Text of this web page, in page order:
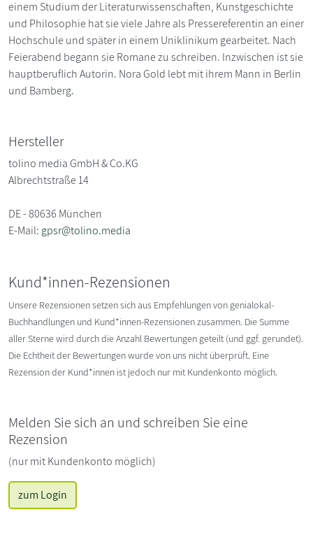
einem Studium der Literaturwissenschaften, Kunstgeschichte
und Philosophie hat sie viele Jahre als Pressereferentin an einer
Hochschule und später in einem Uniklinikum gearbeitet. Nach
Feierabend begann sie Romane zu schreiben. Inzwischen ist sie
hauptberuflich Autorin. Nora Gold lebt mit ihrem Mann in Berlin
und Bamberg.
Hersteller
tolino media GmbH & Co.KG
Albrechtstraße 14
DE - 80636 München
E-Mail: gpsr@tolino.media
Kund*innen-Rezensionen
Unsere Rezensionen setzen sich aus Empfehlungen von genialokal-
Buchhandlungen und Kund*innen-Rezensionen zusammen. Die Summe
aller Sterne wird durch die Anzahl Bewertungen geteilt (und ggf. gerundet).
Die Echtheit der Bewertungen wurde von uns nicht überprüft. Eine
Rezension der Kund*innen ist jedoch nur mit Kundenkonto möglich.
Melden Sie sich an und schreiben Sie eine
Rezension
(nur mit Kundenkonto möglich)
zum Login